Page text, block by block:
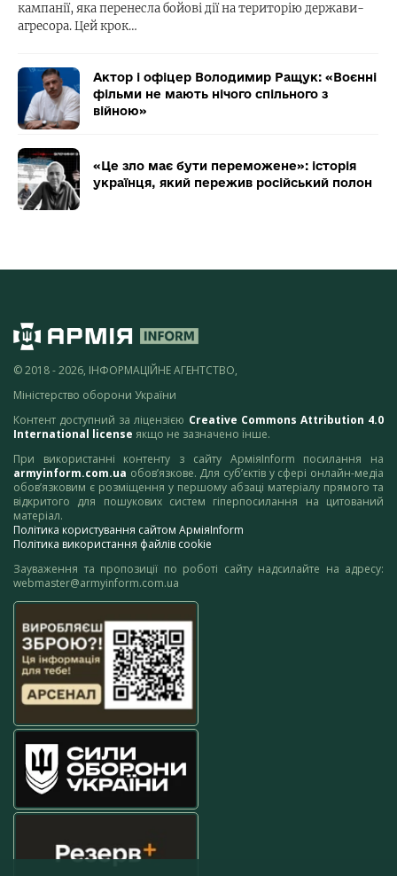
кампанії, яка перенесла бойові дії на територію держави-
агресора. Цей крок…
Актор і офіцер Володимир Ращук: «Воєнні
фільми не мають нічого спільного з
війною»
«Це зло має бути переможене»: історія
українця, який пережив російський полон
© 2018 - 2026, ІНФОРМАЦІЙНЕ АГЕНТСТВО,
Міністерство оборони України
Контент доступний за ліцензією Creative Commons Attribution 4.0
International license якщо не зазначено інше.
При використанні контенту з сайту АрміяInform посилання на
armyinform.com.ua обов’язкове. Для суб’єктів у сфері онлайн-медіа
обов’язковим є розміщення у першому абзаці матеріалу прямого та
відкритого для пошукових систем гіперпосилання на цитований
матеріал.
Політика користування сайтом АрміяInform
Політика використання файлів cookie
Зауваження та пропозиції по роботі сайту надсилайте на адресу:
webmaster@armyinform.com.ua